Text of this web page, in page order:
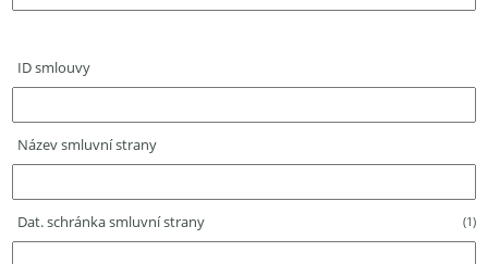
ID smlouvy
Název smluvní strany
Dat. schránka smluvní strany (1)